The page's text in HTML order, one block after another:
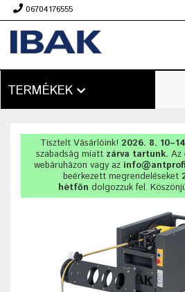
06704176555
TERMÉKEK
Tisztelt Vásárlóink! 2026. 8.
szabadság miatt zárva tartunk. Az
webáruházon vagy az
beérkezett megrendeléseket
hétfőn dolgozzuk fel.